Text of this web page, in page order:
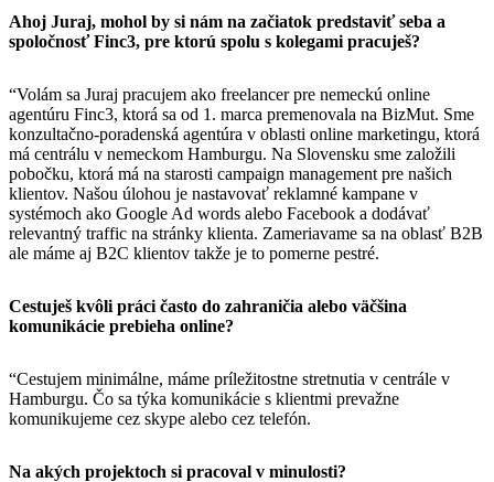
Ahoj Juraj, mohol by si nám na začiatok predstaviť seba a
spoločnosť Finc3, pre ktorú spolu s kolegami pracuješ?
“Volám sa Juraj pracujem ako freelancer pre nemeckú online
agentúru Finc3, ktorá sa od 1. marca premenovala na BizMut. Sme
konzultačno-poradenská agentúra v oblasti online marketingu, ktorá
má centrálu v nemeckom Hamburgu. Na Slovensku sme založili
pobočku, ktorá má na starosti campaign management pre našich
klientov. Našou úlohou je nastavovať reklamné kampane v
systémoch ako Google Ad words alebo Facebook a dodávať
relevantný traffic na stránky klienta. Zameriavame sa na oblasť B2B
ale máme aj B2C klientov takže je to pomerne pestré.
Cestuješ kvôli práci často do zahraničia alebo väčšina
komunikácie prebieha online?
“Cestujem minimálne, máme príležitostne stretnutia v centrále v
Hamburgu. Čo sa týka komunikácie s klientmi prevažne
komunikujeme cez skype alebo cez telefón.
Na akých projektoch si pracoval v minulosti?